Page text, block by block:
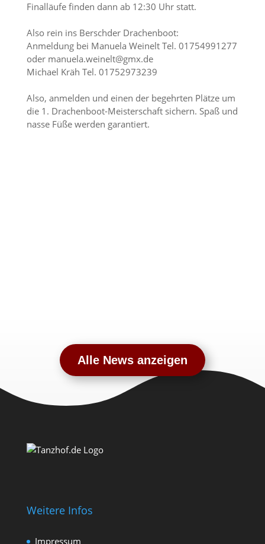
Finalläufe finden dann ab 12:30 Uhr statt.
Also rein ins Berschder Drachenboot:
Anmeldung bei Manuela Weinelt Tel. 01754991277
oder manuela.weinelt@gmx.de
Michael Kräh Tel. 01752973239
Also, anmelden und einen der begehrten Plätze um
die 1. Drachenboot-Meisterschaft sichern. Spaß und
nasse Füße werden garantiert.
Alle News anzeigen
Weitere Infos
Impressum